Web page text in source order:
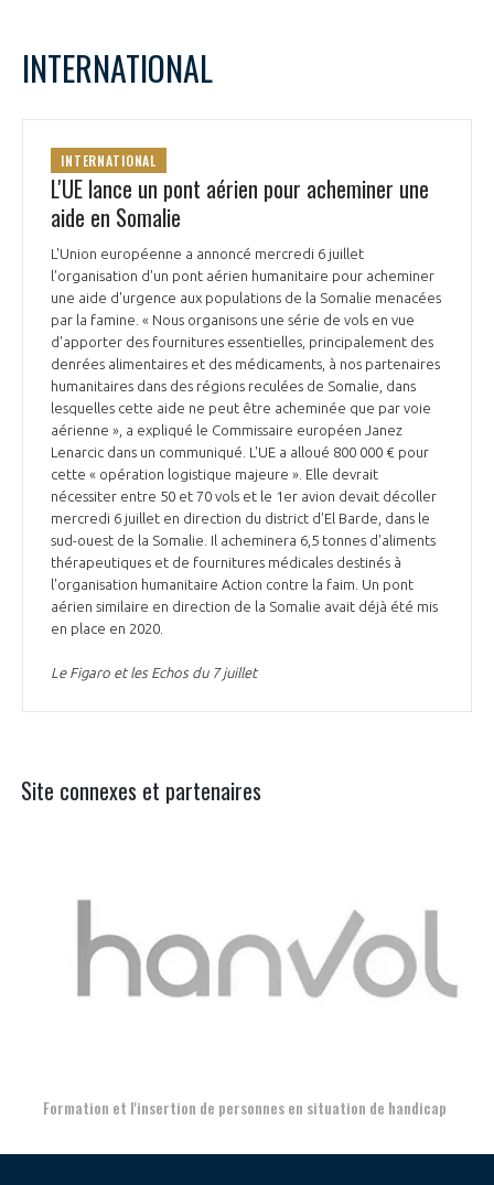
INTERNATIONAL
INTERNATIONAL
L'UE lance un pont aérien pour acheminer une
aide en Somalie
L'Union européenne a annoncé mercredi 6 juillet
l'organisation d'un pont aérien humanitaire pour acheminer
une aide d'urgence aux populations de la Somalie menacées
par la famine. « Nous organisons une série de vols en vue
d'apporter des fournitures essentielles, principalement des
denrées alimentaires et des médicaments, à nos partenaires
humanitaires dans des régions reculées de Somalie, dans
lesquelles cette aide ne peut être acheminée que par voie
aérienne », a expliqué le Commissaire européen Janez
Lenarcic dans un communiqué. L'UE a alloué 800 000 € pour
cette « opération logistique majeure ». Elle devrait
nécessiter entre 50 et 70 vols et le 1er avion devait décoller
mercredi 6 juillet en direction du district d'El Barde, dans le
sud-ouest de la Somalie. Il acheminera 6,5 tonnes d'aliments
thérapeutiques et de fournitures médicales destinés à
l'organisation humanitaire Action contre la faim. Un pont
aérien similaire en direction de la Somalie avait déjà été mis
en place en 2020.
Le Figaro et les Echos du 7 juillet
Site connexes et partenaires
Formation et l'insertion de personnes en situation de handicap